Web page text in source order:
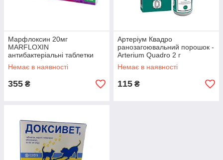
Марфлоксин 20мг
MARFLOXIN
антибактеріальні таблетки
для собак і кішок, 10 табл
Немає в наявності
355 ₴
Артеріум Квадро
ранозагоювальний порошок -
Arterium Quadro 2 г
Немає в наявності
115 ₴